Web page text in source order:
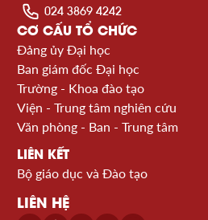
024 3869 4242
CƠ CẤU TỔ CHỨC
Đảng ủy Đại học
Ban giám đốc Đại học
Trường - Khoa đào tạo
Viện - Trung tâm nghiên cứu
Văn phòng - Ban - Trung tâm
LIÊN KẾT
Bộ giáo dục và Đào tạo
LIÊN HỆ